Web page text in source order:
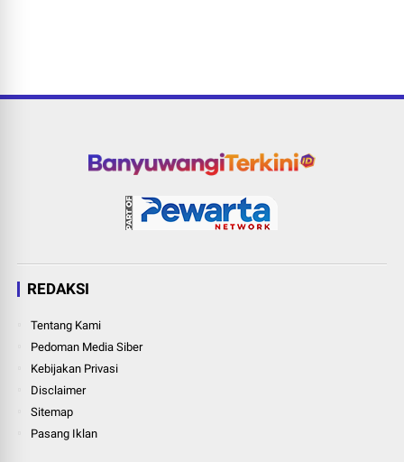
REDAKSI
Tentang Kami
Pedoman Media Siber
Kebijakan Privasi
Disclaimer
Sitemap
Pasang Iklan